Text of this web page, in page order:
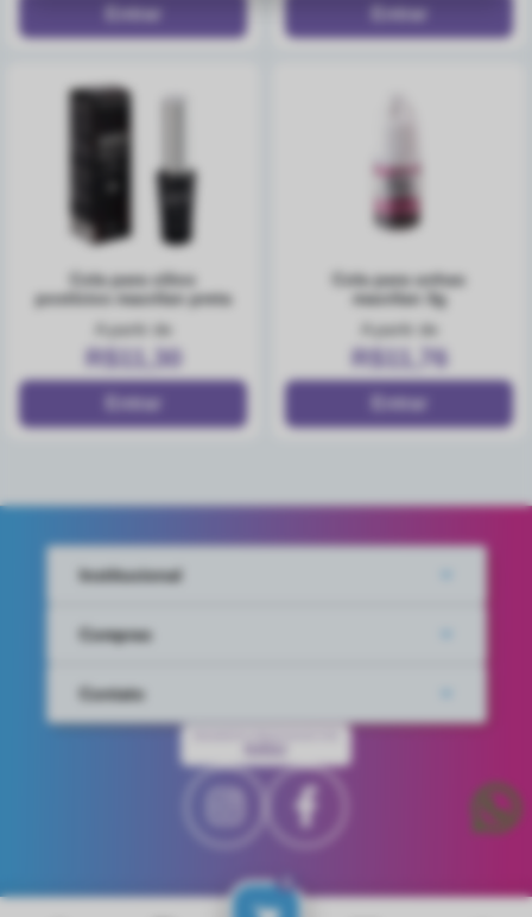
postícios macrilan preta
A partir de
R$11,30
macrilan 3g
A partir de
R$11,76
Institucional
Compras
Contato